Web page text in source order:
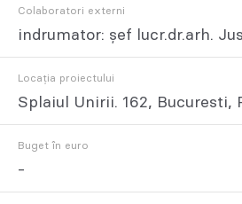
Colaboratori externi
indrumator: șef lucr.dr.arh.
Locația proiectului
Splaiul Unirii. 162, Bucuresti,
Buget în euro
-